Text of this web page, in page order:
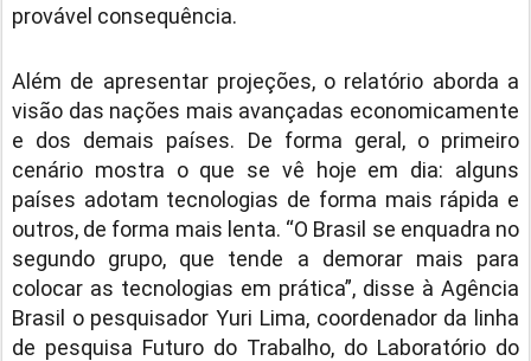
provável consequência.
Além de apresentar projeções, o relatório aborda a
visão das nações mais avançadas economicamente
e dos demais países. De forma geral, o primeiro
cenário mostra o que se vê hoje em dia: alguns
países adotam tecnologias de forma mais rápida e
outros, de forma mais lenta. “O Brasil se enquadra no
segundo grupo, que tende a demorar mais para
colocar as tecnologias em prática”, disse à Agência
Brasil o pesquisador Yuri Lima, coordenador da linha
de pesquisa Futuro do Trabalho, do Laboratório do